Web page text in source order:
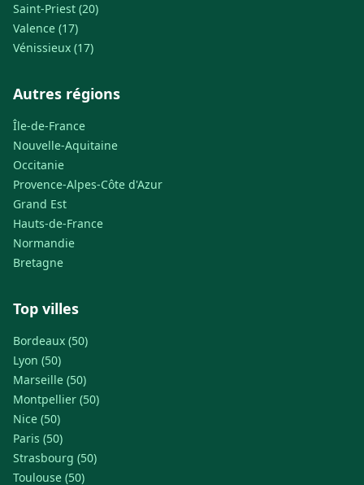
Saint-Priest (20)
Valence (17)
Vénissieux (17)
Autres régions
Île-de-France
Nouvelle-Aquitaine
Occitanie
Provence-Alpes-Côte d'Azur
Grand Est
Hauts-de-France
Normandie
Bretagne
Top villes
Bordeaux (50)
Lyon (50)
Marseille (50)
Montpellier (50)
Nice (50)
Paris (50)
Strasbourg (50)
Toulouse (50)